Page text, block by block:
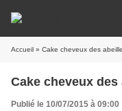
Accueil » Cake cheveux des
Cake cheveux
Publié le 10/07/2015 à 09:00